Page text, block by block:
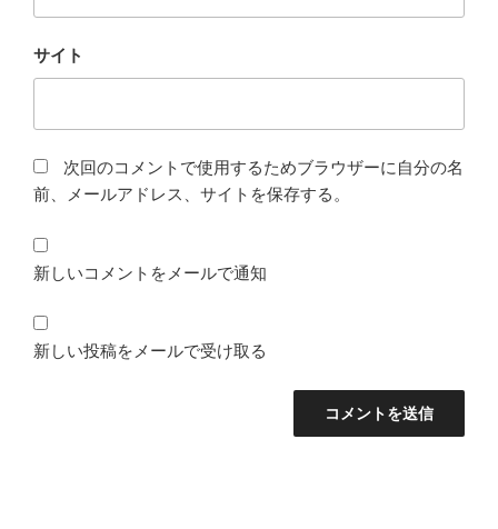
サイト
次回のコメントで使用するためブラウザーに自分の名
前、メールアドレス、サイトを保存する。
新しいコメントをメールで通知
新しい投稿をメールで受け取る